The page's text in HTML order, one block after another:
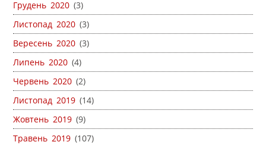
Грудень 2020 (3)
Листопад 2020 (3)
Вересень 2020 (3)
Липень 2020 (4)
Червень 2020 (2)
Листопад 2019 (14)
Жовтень 2019 (9)
Травень 2019 (107)